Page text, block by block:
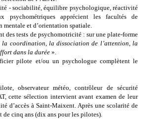
- sociabilité, équilibre psychologique, réactivité
psychométriques apprécient les facultés de
mentale et d’orientation spatiale.
des tests de psychomotricité : sur une plate-forme
la coordination, la dissociation de l’attention, la
dans la durée».
pilote et/ou un psychologue complètent le
observateur météo, contrôleur de sécurité
cette sélection intervient avant examen de leur
d’accès à Saint-Maixent. Après une scolarité de
de cinq ans (dix ans pour les pilotes).